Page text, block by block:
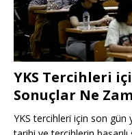
YKS Tercihleri
Sonuçlar Ne
YKS tercihleri için son gün